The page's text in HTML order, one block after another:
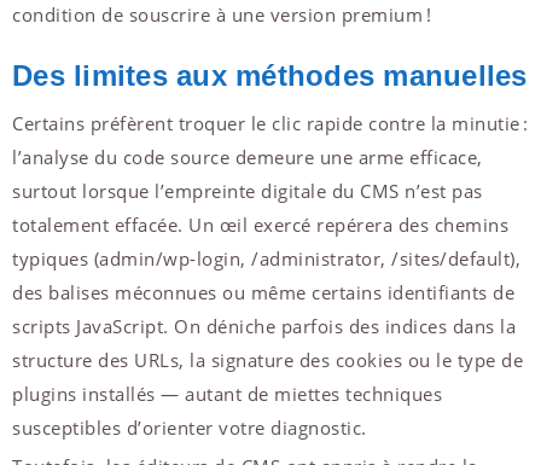
condition de souscrire à une version premium !
Des limites aux méthodes manuelles
Certains préfèrent troquer le clic rapide contre la minutie :
l’analyse du code source demeure une arme efficace,
surtout lorsque l’empreinte digitale du CMS n’est pas
totalement effacée. Un œil exercé repérera des chemins
typiques (admin/wp-login, /administrator, /sites/default),
des balises méconnues ou même certains identifiants de
scripts JavaScript. On déniche parfois des indices dans la
structure des URLs, la signature des cookies ou le type de
plugins installés — autant de miettes techniques
susceptibles d’orienter votre diagnostic.